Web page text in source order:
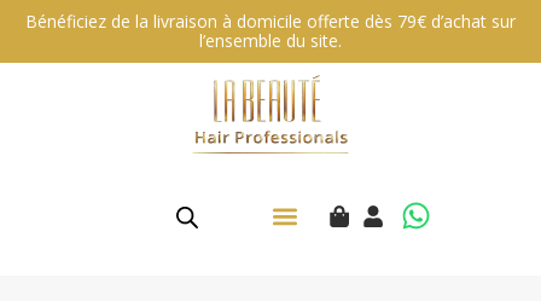
Aller
Bénéficiez de la livraison à domicile offerte dès 79€ d’achat sur
l’ensemble du site.